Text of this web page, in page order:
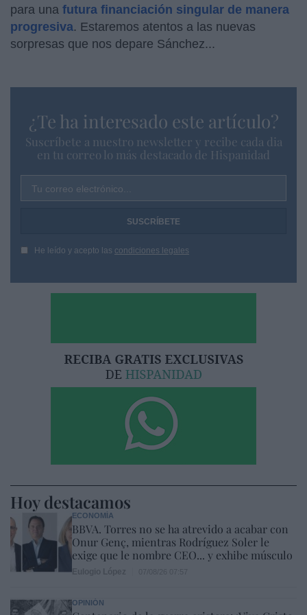
para una futura financiación singular de manera
progresiva. Estaremos atentos a las nuevas
sorpresas que nos depare Sánchez...
¿Te ha interesado este artículo?
Suscríbete a nuestro newsletter y recibe cada dia
en tu correo lo más destacado de Hispanidad
Tu correo electrónico...
He leído y acepto las condiciones legales
Hoy destacamos
ECONOMÍA
BBVA. Torres no se ha atrevido a acabar con
Onur Genç, mientras Rodríguez Soler le
exige que le nombre CEO... y exhibe músculo
OPINIÓN